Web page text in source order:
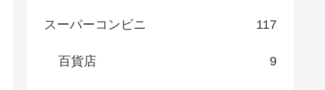
スーパーコンビニ 117
百貨店 9